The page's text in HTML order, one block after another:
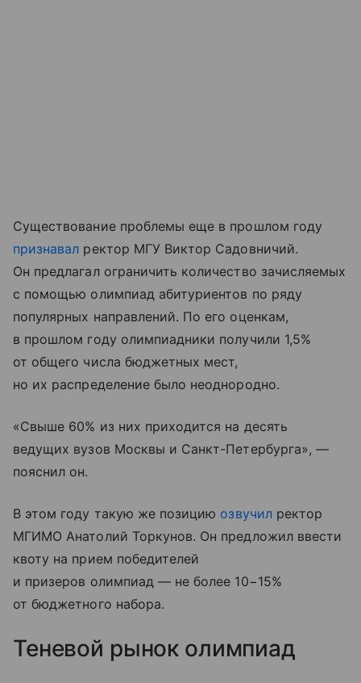
Существование проблемы еще в прошлом году
признавал ректор МГУ Виктор Садовничий.
Он предлагал ограничить количество зачисляемых
с помощью олимпиад абитуриентов по ряду
популярных направлений. По его оценкам,
в прошлом году олимпиадники получили 1,5%
от общего числа бюджетных мест,
но их распределение было неоднородно.
«Свыше 60% из них приходится на десять
ведущих вузов Москвы и Санкт-Петербурга», —
пояснил он.
В этом году такую же позицию озвучилректор
МГИМО Анатолий Торкунов. Он предложил ввести
квоту на прием победителей
и призеров олимпиад — не более 10−15%
от бюджетного набора.
Теневой рынок олимпиад